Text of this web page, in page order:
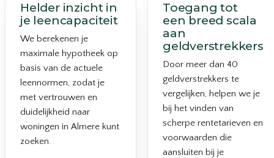
Helder inzicht in
je leencapaciteit
We berekenen je
maximale hypotheek op
basis van de actuele
leennormen, zodat je
met vertrouwen en
duidelijkheid naar
woningen in Almere kunt
zoeken.
Toegang tot
een breed scala
aan
geldverstrekkers
Door meer dan 40
geldverstrekkers te
vergelijken, helpen we je
bij het vinden van
scherpe rentetarieven en
voorwaarden die
aansluiten bij je